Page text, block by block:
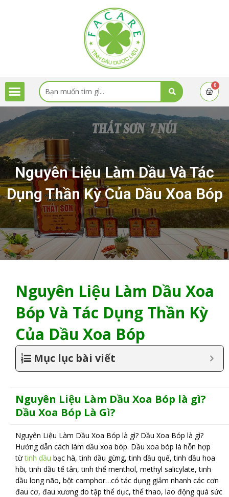
MenuSearch
...
0
Cart
Nguyên Liệu Làm Dầu Và Tác
Dụng Thần Kỳ Của Dầu Xoa Bóp
Nguyên Liệu Làm Dầu Xoa
Bóp Và Tác Dụng Thần Kỳ
Của Dầu Xoa Bóp
Mục lục bài viết
Nguyên Liệu Làm Dầu Xoa Bóp là gì?
Dầu Xoa Bóp Là Gì?
Nguyên Liệu Làm Dầu Xoa Bóp là gì? Dầu Xoa Bóp là gì?
Hướng dẫn cách làm dầu xoa bóp. Dầu xoa bóp là hỗn hợp
từ tinh dầu bạc hà, tinh dầu gừng, tinh dầu quế, tinh dầu hoa
hồi, tinh dầu tế tân, tinh thể menthol, methyl salicylate, tinh
dầu long não, bột camphor…có tác dụng giảm nhanh các cơn
đau cơ, đau xương do tập thể dục, thể thao, lao động quá sức